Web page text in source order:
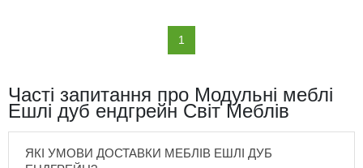
1
Часті запитання про Модульні меблі
Ешлі дуб ендгрейн Світ Меблів
ЯКІ УМОВИ ДОСТАВКИ МЕБЛІВ ЕШЛІ ДУБ